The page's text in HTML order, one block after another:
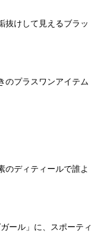
抜けして見えるブラッ
のプラスワンアイテム
のディティールで誰よ
ール」に、スポーティ